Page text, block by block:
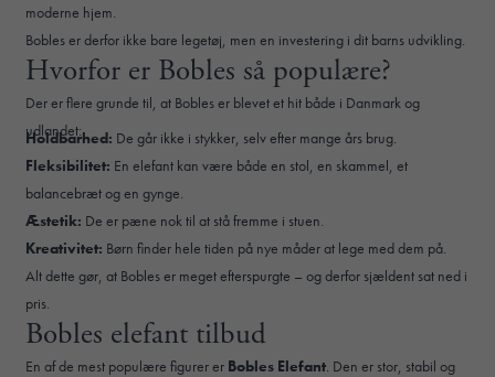
moderne hjem.
Bobles er derfor ikke bare legetøj, men en investering i dit barns udvikling.
Hvorfor er Bobles så populære?
Der er flere grunde til, at Bobles er blevet et hit både i Danmark og
udlandet:
Holdbarhed: De går ikke i stykker, selv efter mange års brug.
Fleksibilitet: En elefant kan være både en stol, en skammel, et
balancebræt og en gynge.
Æstetik: De er pæne nok til at stå fremme i stuen.
Kreativitet: Børn finder hele tiden på nye måder at lege med dem på.
Alt dette gør, at Bobles er meget efterspurgte – og derfor sjældent sat ned i
pris.
Bobles elefant tilbud
En af de mest populære figurer er Bobles Elefant . Den er stor, stabil og